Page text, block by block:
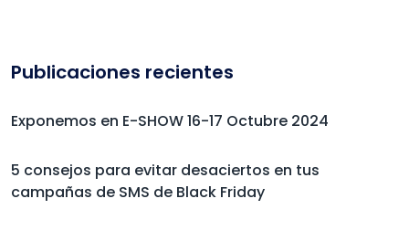
Publicaciones recientes
Exponemos en E-SHOW 16-17 Octubre 2024
5 consejos para evitar desaciertos en tus
campañas de SMS de Black Friday